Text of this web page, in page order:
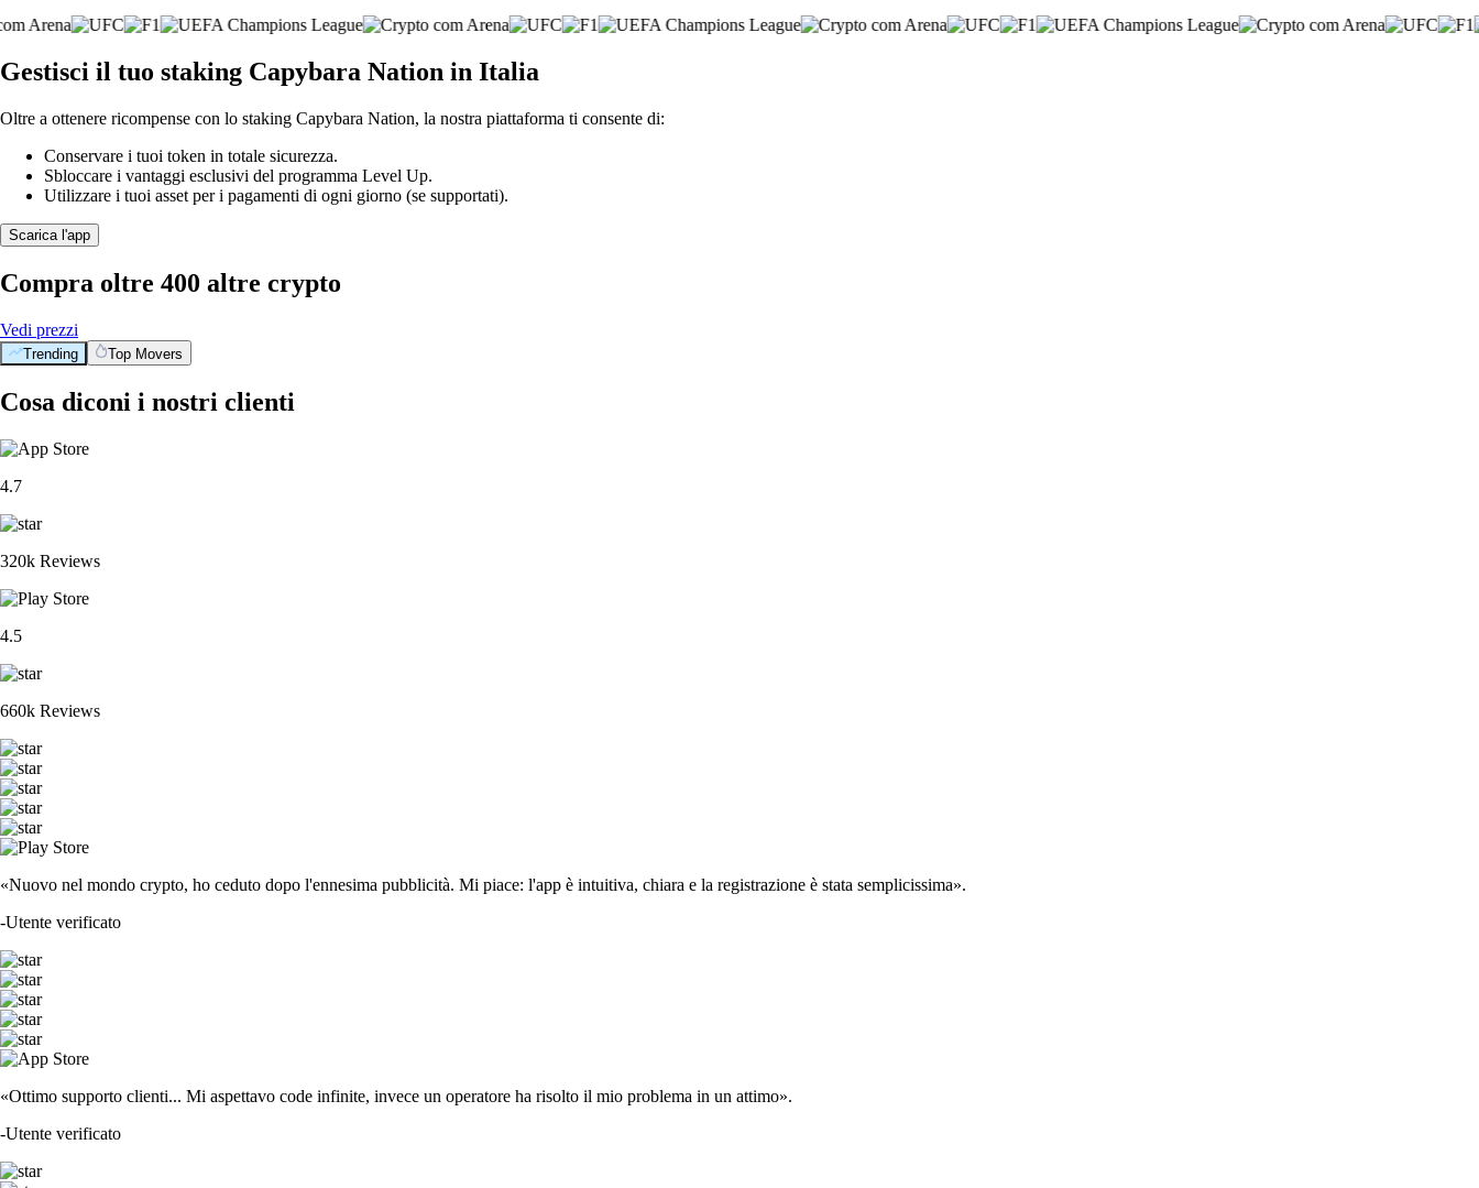
Gestisci il tuo staking Capybara Nation in Italia
Oltre a ottenere ricompense con lo staking Capybara Nation, la nostra piattaforma ti consente di:
Conservare i tuoi token in totale sicurezza.
Sbloccare i vantaggi esclusivi del programma Level Up.
Utilizzare i tuoi asset per i pagamenti di ogni giorno (se supportati).
Scarica l'app
Compra oltre 400 altre crypto
Vedi prezzi
Trending Top Movers
Cosa diconi i nostri clienti
4.7
320k Reviews
4.5
660k Reviews
«Nuovo nel mondo crypto, ho ceduto dopo l'ennesima pubblicità. Mi piace: l'app è intuitiva, chiara e la registrazione è stata semplicissima».
-Utente verificato
«Ottimo supporto clienti... Mi aspettavo code infinite, invece un operatore ha risolto il mio problema in un attimo».
-Utente verificato